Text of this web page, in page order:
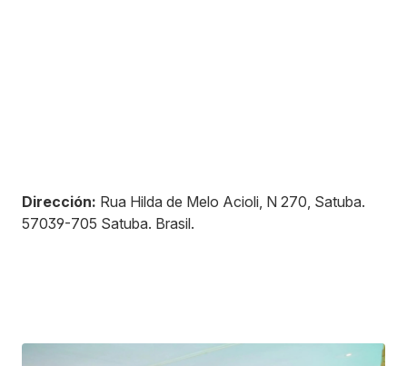
Dirección: Rua Hilda de Melo Acioli, N 270, Satuba.
57039-705 Satuba. Brasil.